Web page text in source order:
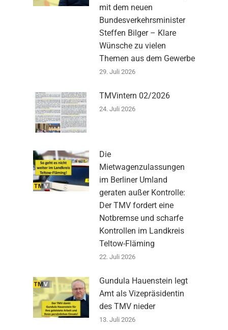
mit dem neuen
Bundesverkehrsminister
Steffen Bilger – Klare
Wünsche zu vielen
Themen aus dem Gewerbe
29. Juli 2026
TMVintern 02/2026
24. Juli 2026
Die
Mietwagenzulassungen
im Berliner Umland
geraten außer Kontrolle:
Der TMV fordert eine
Notbremse und scharfe
Kontrollen im Landkreis
Teltow-Fläming
22. Juli 2026
Gundula Hauenstein legt
Amt als Vizepräsidentin
des TMV nieder
13. Juli 2026